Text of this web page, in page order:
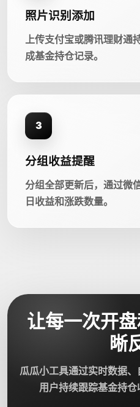
照片识别添加
上传支付宝或腾讯理财通
成基金持仓记录。
3
分组收益提醒
分组全部更新后，通过微
日收益和涨跌数量。
让每一次开
晰
瓜瓜小工具通过实时数据
用户持续跟踪基金持仓